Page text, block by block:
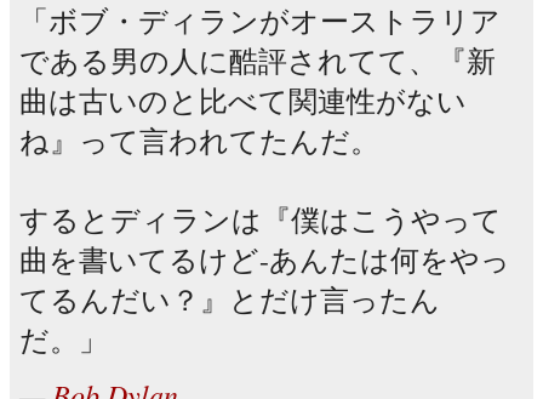
ボブ・ディランがオーストラリア
である男の人に酷評されてて、『新
曲は古いのと比べて関連性がない
ね』って言われてたんだ。
するとディランは『僕はこうやって
曲を書いてるけど-あんたは何をやっ
てるんだい？』とだけ言ったん
だ。